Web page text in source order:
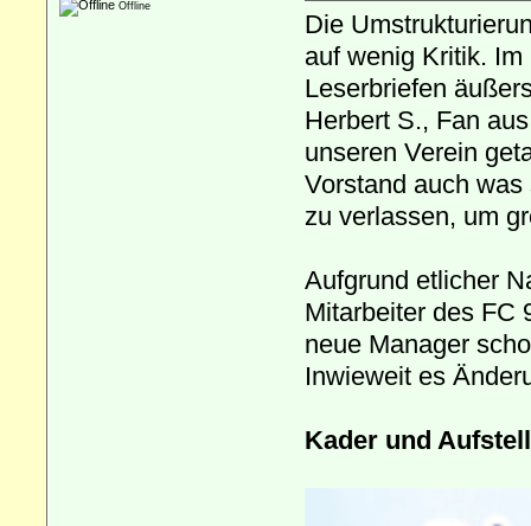
Offline
Die
auf wenig Kritik.
Leserbriefen
Herbert S., Fan
unseren Verein
Vorstand auch
zu verlassen, um
Aufgrund etlicher
Mitarbeiter des FC
neue Manager
Inwieweit es
Kader und